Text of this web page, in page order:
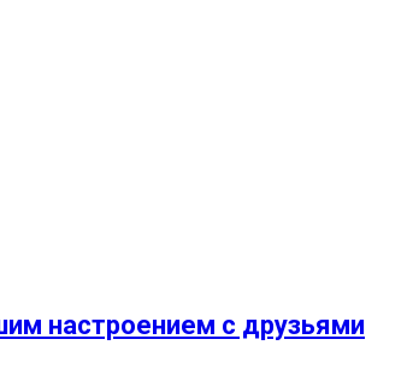
настроением с друзьями